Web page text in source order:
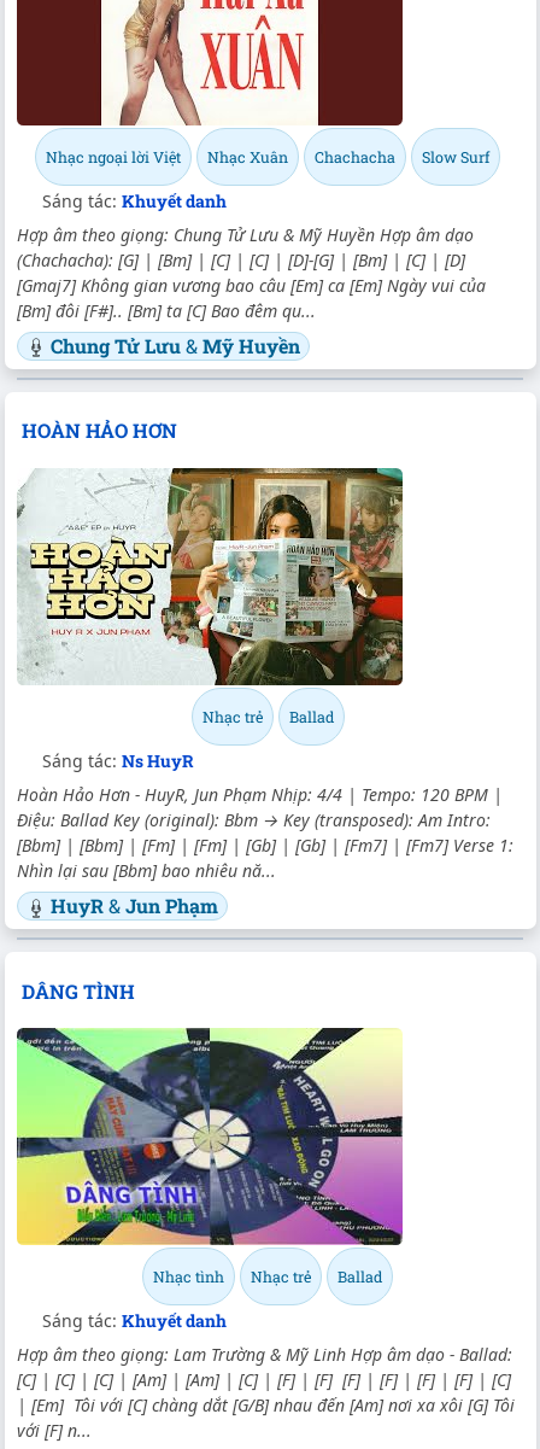
Nhạc ngoại lời Việt Nhạc Xuân Chachacha Slow Surf
Sáng tác: Khuyết danh
Hợp âm theo giọng: Chung Tử Lưu & Mỹ Huyền Hợp âm dạo
(Chachacha): [G] | [Bm] | [C] | [C] | [D]-[G] | [Bm] | [C] | [D]
[Gmaj7] Không gian vương bao câu [Em] ca [Em] Ngày vui của
[Bm] đôi [F#].. [Bm] ta [C] Bao đêm qu...
Chung Tử Lưu&Mỹ Huyền
HOÀN HẢO HƠN
Nhạc trẻ Ballad
Sáng tác: Ns HuyR
Hoàn Hảo Hơn - HuyR, Jun Phạm Nhịp: 4/4 | Tempo: 120 BPM |
Điệu: Ballad Key (original): Bbm → Key (transposed): Am Intro:
[Bbm] | [Bbm] | [Fm] | [Fm] | [Gb] | [Gb] | [Fm7] | [Fm7] Verse 1:
Nhìn lại sau [Bbm] bao nhiêu nă...
HuyR&Jun Phạm
DÂNG TÌNH
Nhạc tình Nhạc trẻ Ballad
Sáng tác: Khuyết danh
Hợp âm theo giọng: Lam Trường & Mỹ Linh Hợp âm dạo - Ballad:
[C] | [C] | [C] | [Am] | [Am] | [C] | [F] | [F] [F] | [F] | [F] | [F] | [C]
| [Em] Tôi với [C] chàng dắt [G/B] nhau đến [Am] nơi xa xôi [G] Tôi
với [F] n...